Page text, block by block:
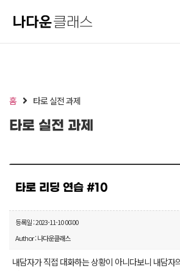
홈 타로 실전 과제
타로 실전 과제
타로 리딩 연습 #10
등록일 : 2023-11-10 00:00
Author : 나다운클래스
내담자가 직접 대화하는 상황이 아니다보니 내담자